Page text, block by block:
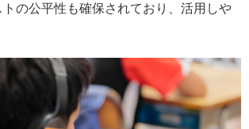
の公平性も確保されており、活用しや